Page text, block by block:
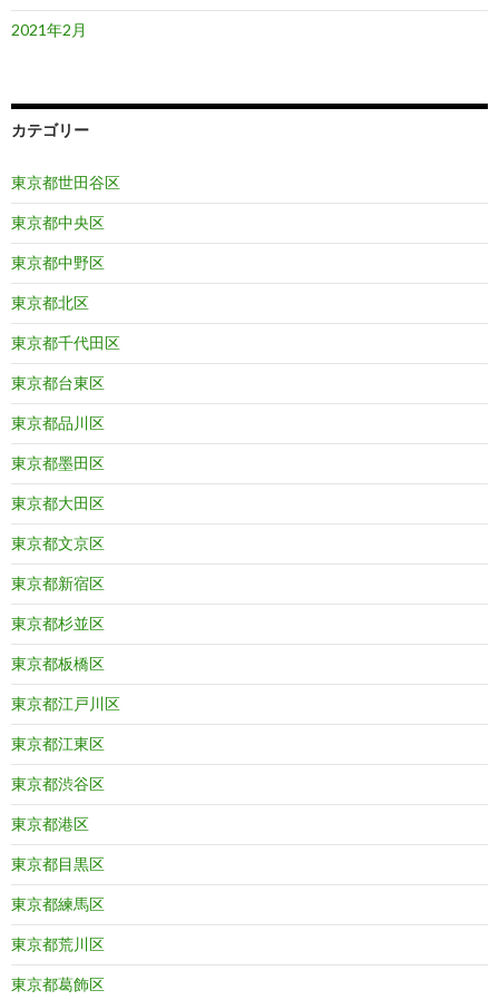
2021年2月
カテゴリー
東京都世田谷区
東京都中央区
東京都中野区
東京都北区
東京都千代田区
東京都台東区
東京都品川区
東京都墨田区
東京都大田区
東京都文京区
東京都新宿区
東京都杉並区
東京都板橋区
東京都江戸川区
東京都江東区
東京都渋谷区
東京都港区
東京都目黒区
東京都練馬区
東京都荒川区
東京都葛飾区